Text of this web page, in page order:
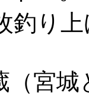
釣り
宮城